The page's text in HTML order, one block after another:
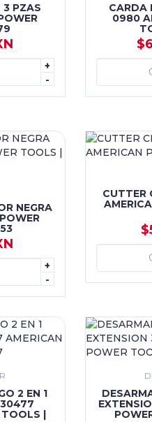
3 PZAS
+
-
CARDA
0980
NEGRA
+
-
CUTTER
2 EN 1
30477
TOOLS |